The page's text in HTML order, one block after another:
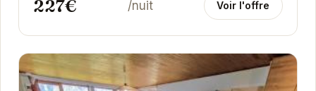
227€ /nuit Voir l'offre